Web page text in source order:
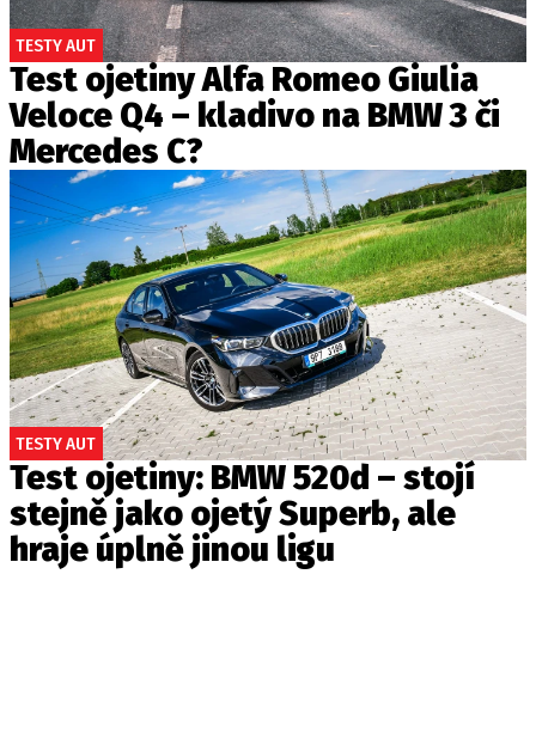
TESTY AUT
Test ojetiny Alfa Romeo Giulia
Veloce Q4 – kladivo na BMW 3 či
Mercedes C?
TESTY AUT
Test ojetiny: BMW 520d – stojí
stejně jako ojetý Superb, ale
hraje úplně jinou ligu